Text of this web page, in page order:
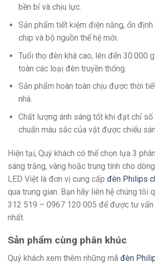
bền bỉ và chịu lực.
Sản phẩm tiết kiệm điện năng, ổn
chip và bộ nguồn thế hệ mới.
Tuổi thọ đèn khá cao, lên đến 30.000
toàn các loại đèn truyền thống.
Sản phẩm hoàn toàn chịu được thời
nhà.
Chất lượng ánh sáng tốt khi đạt chỉ số
chuẩn màu sắc của vật được chiếu
Hiện tại, Quý khách có thể chọn lựa 3
sáng trắng, vàng hoặc trung tính cho
LED Việt là đơn vị cung cấp đèn Philips
qua trung gian. Bạn hãy liên hệ chúng tôi
312 519 – 0967 120 005 để được tư vấn
nhất.
Sản phẩm cùng phân khúc
Quý khách xem thêm những mã đèn